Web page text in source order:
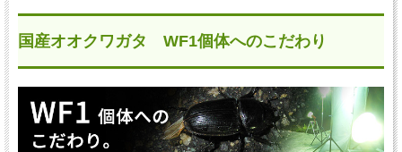
国産オオクワガタ WF1個体へのこだわり